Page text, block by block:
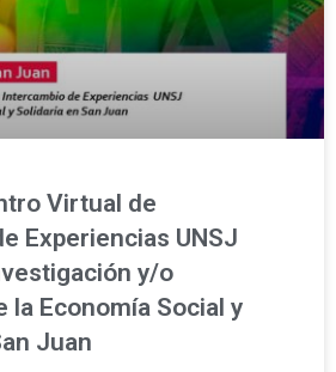
Virtual de
Experiencias UNSJ
y/o
la Economía Social y
Juan